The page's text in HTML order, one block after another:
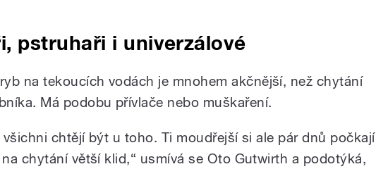
pstruhaři i univerzálové
na tekoucích vodách je mnohem akčnější, než chytání
Má podobu přívlače nebo muškaření.
všichni chtějí být u toho. Ti moudřejší si ale pár dnů počkají
chytání větší klid,“ usmívá se Oto Gutwirth a podotýká,